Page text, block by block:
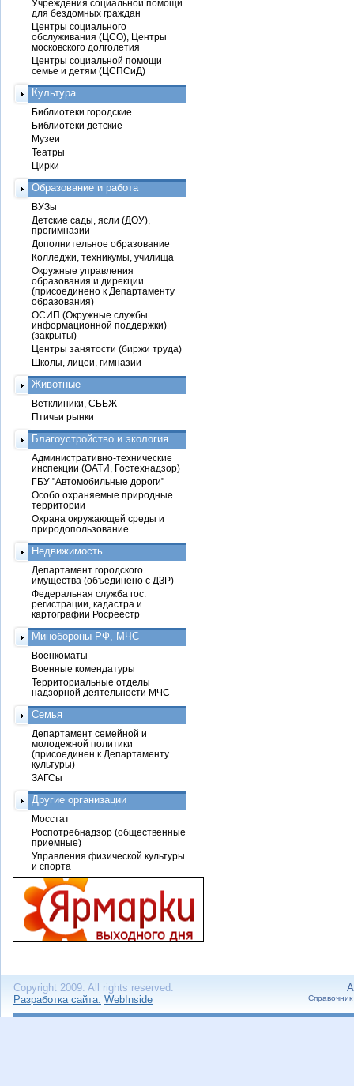
Учреждения социальной помощи
для бездомных граждан
Центры социального
обслуживания (ЦСО), Центры
московского долголетия
Центры социальной помощи
семье и детям (ЦСПСиД)
Культура
Библиотеки городские
Библиотеки детские
Музеи
Театры
Цирки
Образование и работа
ВУЗы
Детские сады, ясли (ДОУ),
прогимназии
Дополнительное образование
Колледжи, техникумы, училища
Окружные управления
образования и дирекции
(присоединено к Департаменту
образования)
ОСИП (Окружные службы
информационной поддержки)
(закрыты)
Центры занятости (биржи труда)
Школы, лицеи, гимназии
Животные
Ветклиники, СББЖ
Птичьи рынки
Благоустройство и экология
Административно-технические
инспекции (ОАТИ, Гостехнадзор)
ГБУ "Автомобильные дороги"
Особо охраняемые природные
территории
Охрана окружающей среды и
природопользование
Недвижимость
Департамент городского
имущества (объединено с ДЗР)
Федеральная служба гос.
регистрации, кадастра и
картографии Росреестр
Минобороны РФ, МЧС
Военкоматы
Военные комендатуры
Территориальные отделы
надзорной деятельности МЧС
Семья
Департамент семейной и
молодежной политики
(присоединен к Департаменту
культуры)
ЗАГСы
Другие организации
Мосстат
Роспотребнадзор (общественные
приемные)
Управления физической культуры
и спорта
Copyright 2009. All rights reserved.
Разработка сайта: WebInside